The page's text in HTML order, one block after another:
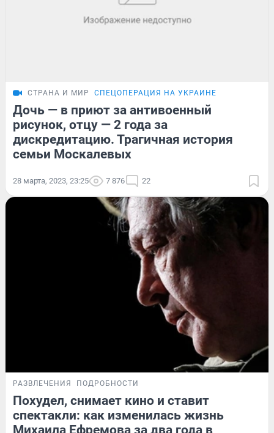
СТРАНА И МИР СПЕЦОПЕРАЦИЯ НА УКРАИНЕ
Дочь — в приют за антивоенный
рисунок, отцу — 2 года за
дискредитацию. Трагичная история
семьи Москалевых
28 марта, 2023, 23:25 7 876 22
РАЗВЛЕЧЕНИЯ ПОДРОБНОСТИ
Похудел, снимает кино и ставит
спектакли: как изменилась жизнь
Михаила Ефремова за два года в